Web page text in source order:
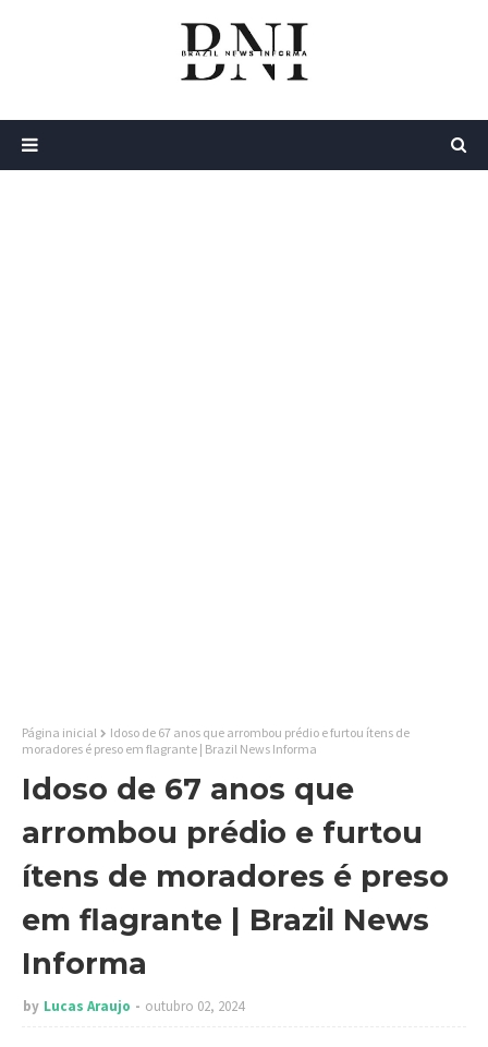
Página inicial
Idoso de 67 anos que arrombou prédio e furtou ítens de
moradores é preso em flagrante | Brazil News Informa
Idoso de 67 anos que
arrombou prédio e furtou
ítens de moradores é preso
em flagrante | Brazil News
Informa
by Lucas Araujo outubro 02, 2024